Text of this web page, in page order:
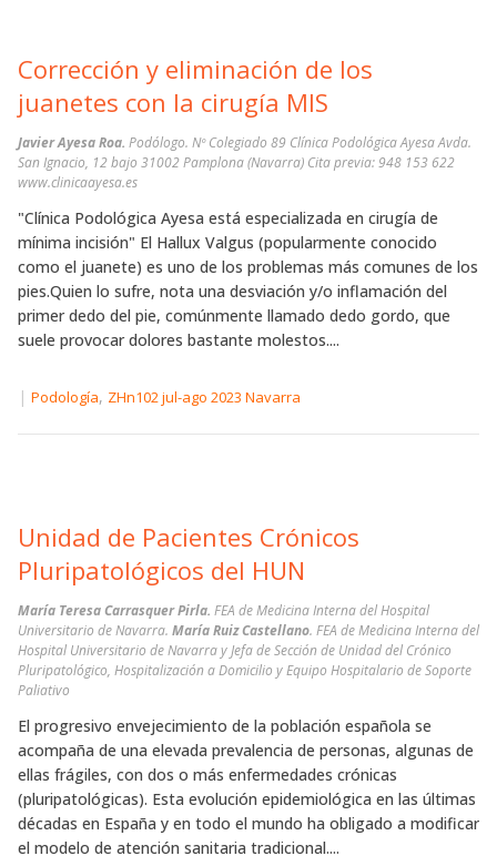
Corrección y eliminación de los
juanetes con la cirugía MIS
Javier Ayesa Roa. Podólogo. Nº Colegiado 89 Clínica Podológica Ayesa Avda.
San Ignacio, 12 bajo 31002 Pamplona (Navarra) Cita previa: 948 153 622
www.clinicaayesa.es
"Clínica Podológica Ayesa está especializada en cirugía de
mínima incisión" El Hallux Valgus (popularmente conocido
como el juanete) es uno de los problemas más comunes de los
pies.Quien lo sufre, nota una desviación y/o inflamación del
primer dedo del pie, comúnmente llamado dedo gordo, que
suele provocar dolores bastante molestos....
| Podología, ZHn102 jul-ago 2023 Navarra
Unidad de Pacientes Crónicos
Pluripatológicos del HUN
María Teresa Carrasquer Pirla. FEA de Medicina Interna del Hospital
Universitario de Navarra. María Ruiz Castellano. FEA de Medicina Interna del
Hospital Universitario de Navarra y Jefa de Sección de Unidad del Crónico
Pluripatológico, Hospitalización a Domicilio y Equipo Hospitalario de Soporte
Paliativo
El progresivo envejecimiento de la población española se
acompaña de una elevada prevalencia de personas, algunas de
ellas frágiles, con dos o más enfermedades crónicas
(pluripatológicas). Esta evolución epidemiológica en las últimas
décadas en España y en todo el mundo ha obligado a modificar
el modelo de atención sanitaria tradicional....